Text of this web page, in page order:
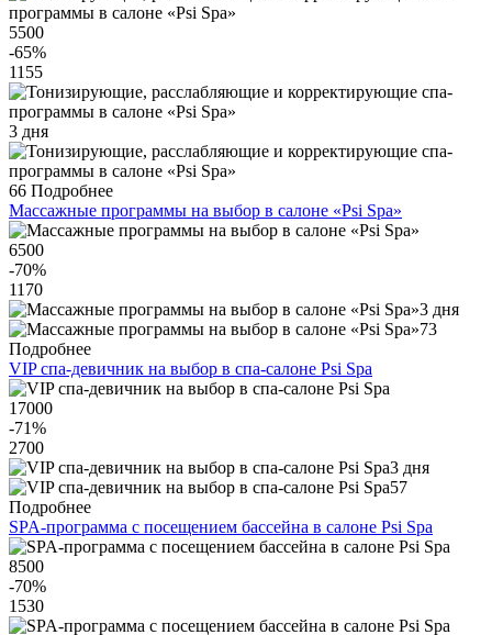
5500
-65%
1155
3 дня
66 Подробнее
Массажные программы на выбор в салоне «Psi Spa»
6500
-70%
1170
3 дня
73
Подробнее
VIP спа-девичник на выбор в спа-салоне Psi Spa
17000
-71%
2700
3 дня
57
Подробнее
SPA-программа с посещением бассейна в салоне Psi Spa
8500
-70%
1530